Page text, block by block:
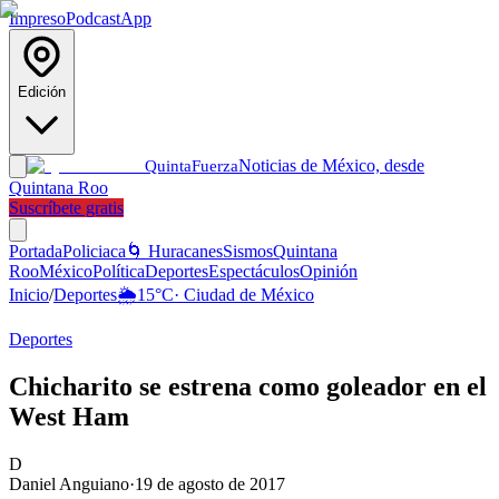
ImpresoPodcastApp
Edición
QuintaFuerzaNoticias de México, desde
Quintana Roo
Suscríbete gratis
PortadaPoliciaca 🌀 HuracanesSismosQuintana
RooMéxicoPolíticaDeportesEspectáculosOpinión
Inicio/Deportes🌦️15°C· Ciudad de México
Deportes
Chicharito se estrena como goleador en el
West Ham
D
Daniel Anguiano·19 de agosto de 2017